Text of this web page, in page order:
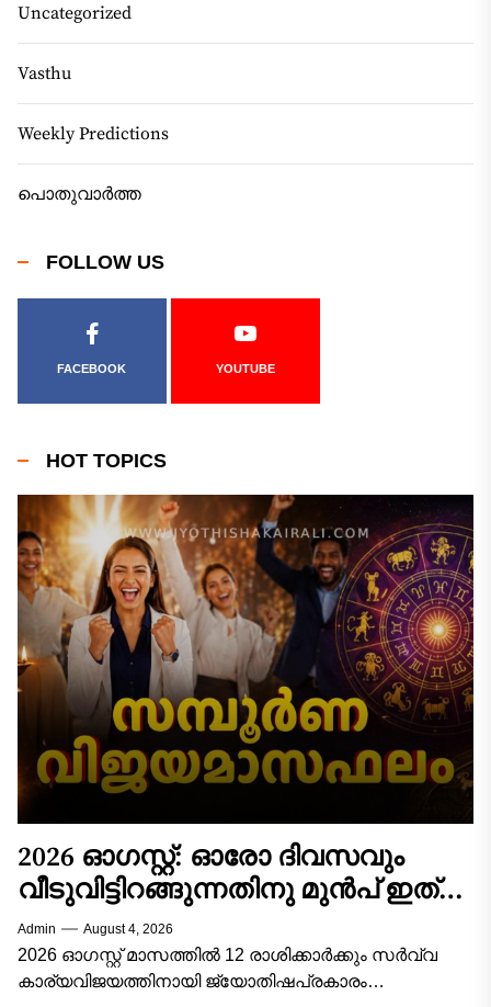
Uncategorized
Vasthu
Weekly Predictions
പൊതുവാർത്ത
FOLLOW US
FACEBOOK YOUTUBE
HOT TOPICS
2026 ഓഗസ്റ്റ്: ഓരോ ദിവസവും
വീടുവിട്ടിറങ്ങുന്നതിനു മുൻപ് ഇത്
ചെയ്താൽ കാര്യവിജയം ഉറപ്പ്! 12
രാശിക്കാരുടെയും സമ്പൂർണ്ണ
വിജയമാസഫലം!
Admin August 4, 2026
2026 ഓഗസ്റ്റ് മാസത്തിൽ 12 രാശിക്കാർക്കും സർവ്വ
കാര്യവിജയത്തിനായി ജ്യോതിഷപ്രകാരം